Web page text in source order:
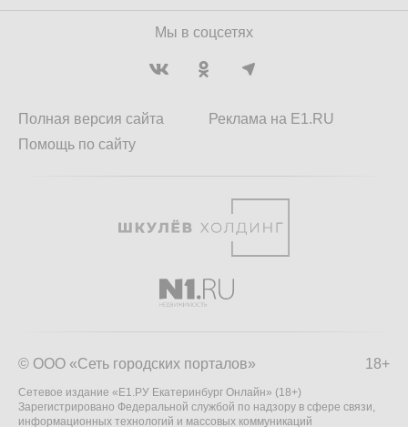
Мы в соцсетях
Полная версия сайта
Помощь по сайту
Реклама на E1.RU
18+
© ООО «Сеть городских порталов»
Сетевое издание «Е1.РУ Екатеринбург Онлайн» (18+)
Зарегистрировано Федеральной службой по надзору в сфере связи,
информационных технологий и массовых коммуникаций